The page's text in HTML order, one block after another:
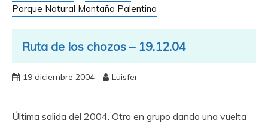
Parque Natural Montaña Palentina
Ruta de los chozos – 19.12.04
19 diciembre 2004 Luisfer
Última salida del 2004. Otra en grupo dando una vuelta